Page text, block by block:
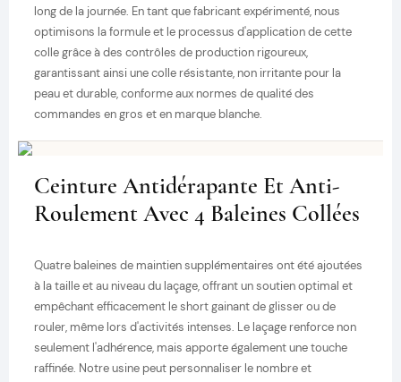
long de la journée. En tant que fabricant expérimenté, nous
optimisons la formule et le processus d'application de cette
colle grâce à des contrôles de production rigoureux,
garantissant ainsi une colle résistante, non irritante pour la
peau et durable, conforme aux normes de qualité des
commandes en gros et en marque blanche.
Ceinture Antidérapante Et Anti-
Roulement Avec 4 Baleines Collées
Quatre baleines de maintien supplémentaires ont été ajoutées
à la taille et au niveau du laçage, offrant un soutien optimal et
empêchant efficacement le short gainant de glisser ou de
rouler, même lors d'activités intenses. Le laçage renforce non
seulement l'adhérence, mais apporte également une touche
raffinée. Notre usine peut personnaliser le nombre et